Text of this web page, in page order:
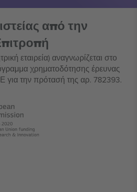
από την
εταιρεία) αναγνωρίζεται στο
χρηματοδότησης έρευνας
για την πρότασή της αρ. 782393.